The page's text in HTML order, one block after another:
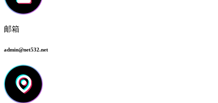
邮箱
admin@net532.net